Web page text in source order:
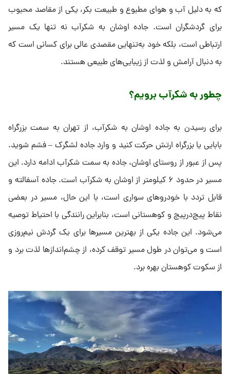
که به دلیل آب و هوای مطبوع و طبیعت بکر، یکی از مقاصد محبوب
برای گردشگران است. جاده اوشان به شکرآب نه تنها یک مسیر
ارتباطی است، بلکه خود به‌تنهایی مقصدی عالی برای کسانی است که
به دنبال آرامش و لذت از زیبایی‌های طبیعی هستند.
چطور به شکرآب برویم؟
برای رسیدن به جاده اوشان به شکرآب، از تهران به سمت بزرگراه
بابایی یا بزرگراه ارتش حرکت کنید و وارد جاده لشگرک – فشم شوید.
پس از عبور از روستای اوشان، جاده به سمت شکرآب ادامه دارد. این
مسیر در حدود ۶ کیلومتر از اوشان به شکرآب است. جاده آسفالته و
قابل تردد با خودروهای سواری است، با این حال، مسیر در بعضی
نقاط پیچ‌درپیچ و کوهستانی است، بنابراین رانندگی با احتیاط توصیه
می‌شود. این جاده یکی از بهترین مسیرها برای یک گردش نیم‌روزی
است و می‌توان در طول مسیر توقف کرده، از چشم‌اندازها لذت برد و
از سکوت کوهستان بهره برد.